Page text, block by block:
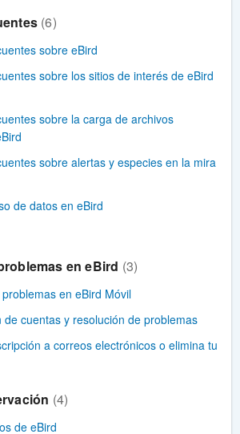
6
sobre eBird
sobre los sitios de interés de eBird
sobre la carga de archivos
sobre alertas y especies en la mira
de datos en eBird
en eBird 3
en eBird Móvil
de cuentas y resolución de problemas
a correos electrónicos o elimina tu
4
de eBird